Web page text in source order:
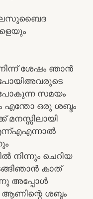
ശേഷം ഞാൻ
പോയിഅവരുടെ
പോകുന്ന സമയം
ഒരു ശബ്ദം
മനസ്സിലായി
നിന്നും ചെറിയ
കാത്
അപ്പോൾ
ആണിന്റെ ശബ്ദം